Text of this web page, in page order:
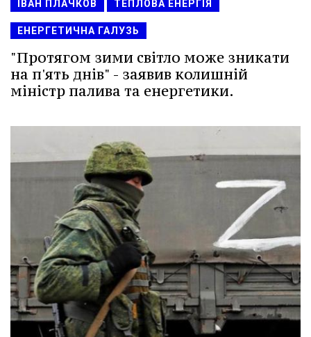
ІВАН ПЛАЧКОВ ТЕПЛОВА ЕНЕРГІЯ
ЕНЕРГЕТИЧНА ГАЛУЗЬ
"Протягом зими світло може зникати
на п'ять днів" - заявив колишній
міністр палива та енергетики.